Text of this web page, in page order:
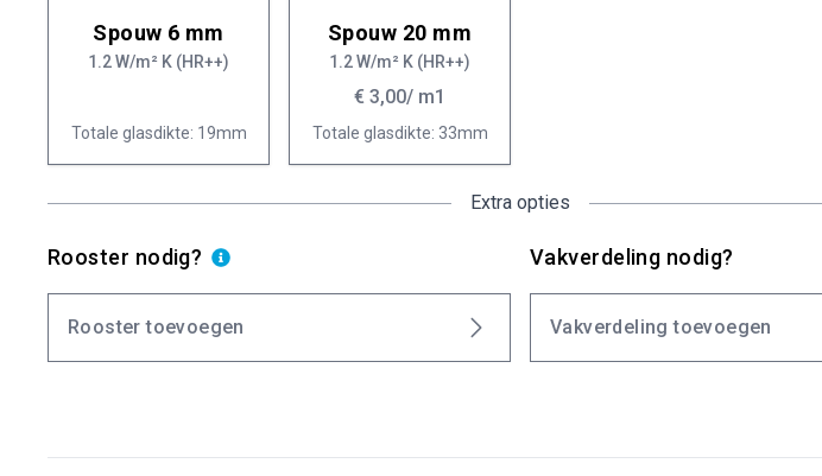
Spouw 6 mm
1.2 W/m² K (HR++)
Totale glasdikte: 19mm
Spouw 20 mm
1.2 W/m² K (HR++)
€ 3,00/ m1
Totale glasdikte: 33mm
Extra opties
Rooster nodig?
Rooster toevoegen
Vakverdeling nodig?
Vakverdeling toevoegen